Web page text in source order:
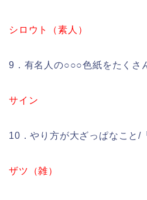
シロウト（素人）
9．有名人の○○○色紙をたくさ
サイン
10．やり方が大ざっぱなこと/
ザツ（雑）